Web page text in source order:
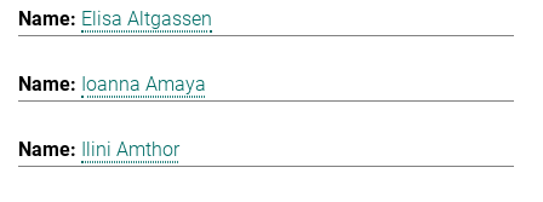
Elisa Altgassen
Ioanna Amaya
Ilini Amthor